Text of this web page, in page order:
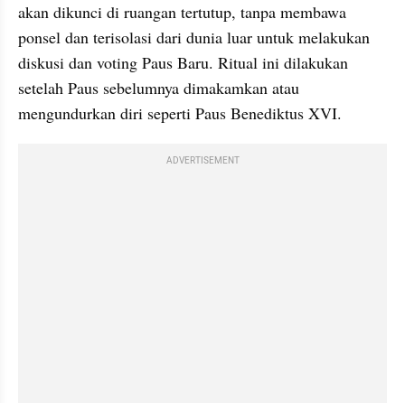
akan dikunci di ruangan tertutup, tanpa membawa
ponsel dan terisolasi dari dunia luar untuk melakukan
diskusi dan voting Paus Baru. Ritual ini dilakukan
setelah Paus sebelumnya dimakamkan atau
mengundurkan diri seperti Paus Benediktus XVI.
ADVERTISEMENT